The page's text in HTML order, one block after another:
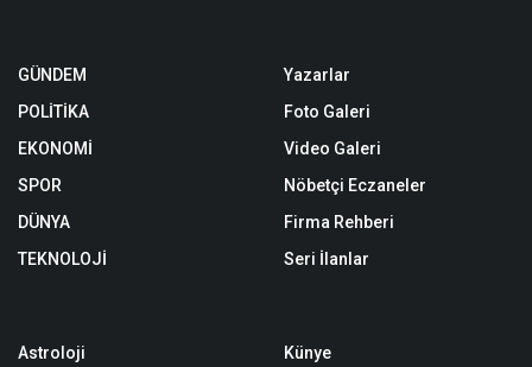
GÜNDEM
POLİTİKA
EKONOMİ
SPOR
DÜNYA
TEKNOLOJİ
Yazarlar
Foto Galeri
Video Galeri
Nöbetçi Eczaneler
Firma Rehberi
Seri İlanlar
Astroloji Künye